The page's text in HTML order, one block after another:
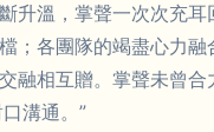
升溫，掌聲一次次充
各團隊的竭盡心力
融相互贈。掌聲未曾
溝通。”